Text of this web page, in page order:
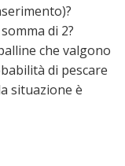
di 2?
che valgono
di pescare
situazione è